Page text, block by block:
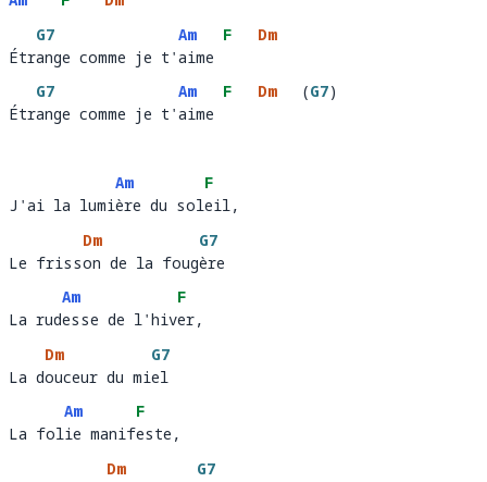
Étr
G7
ange comme je t'
Am
aime
F
Dm
Étrange comme je t'aime
Étr
G7
ange comme je t'
Am
aime
F Dm (G7)
Étrange comme je t'aime
J'ai la lumi
Am
ère du sol
F
eil,
J'ai la lumière du soleil,
Le friss
Dm
on de la foug
G7
ère
Le frisson de la fougère
La rud
Am
esse de l'hiv
F
er,
La rudesse de l'hiver,
La d
Dm
ouceur du mi
G7
el
La douceur du miel
La fol
Am
ie manif
F
este,
La folie manifeste,
Dm
G7